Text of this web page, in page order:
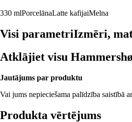
330 mlPorcelānaLatte kafijaiMelna
Visi parametriIzmēri,
Atklājiet visu
Jautājums par produktu
Vai jums nepieciešama palīdzība saistībā
Produkta vērtējums